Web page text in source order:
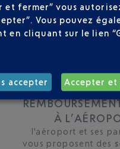
TOUS LES
CHANGE
À
l'aéroport et ses
vous proposent des
et fermer” vous
Vous pouvez
en cliquant sur le lien
accepter Accepter et